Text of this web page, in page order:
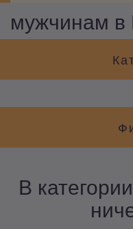
мужчинам в
В